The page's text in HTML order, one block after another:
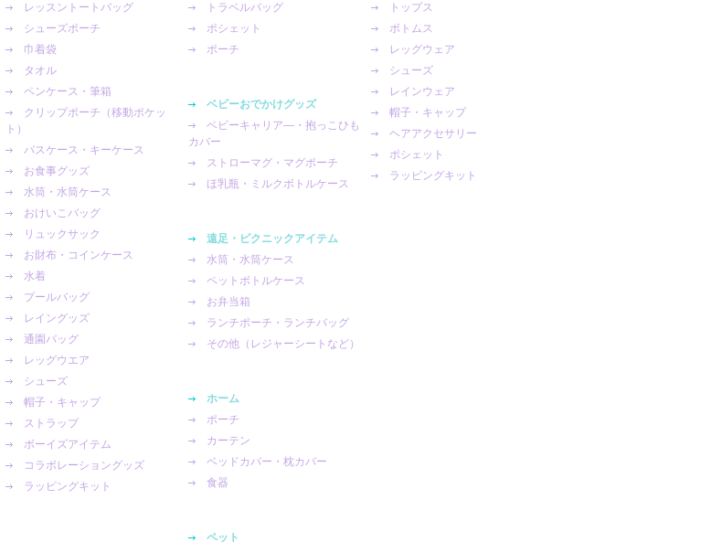
レッスントートバッグ
シューズポーチ
巾着袋
タオル
ペンケース・筆箱
クリップポーチ（移動ポケッ
ト）
パスケース・キーケース
お食事グッズ
水筒・水筒ケース
おけいこバッグ
リュックサック
お財布・コインケース
水着
プールバッグ
レイングッズ
通園バッグ
レッグウエア
シューズ
帽子・キャップ
ストラップ
ボーイズアイテム
コラボレーショングッズ
ラッピングキット
トラベルバッグ
ポシェット
ポーチ
ベビーおでかけグッズ
ベビーキャリア―・抱っこひも
カバー
ストローマグ・マグポーチ
ほ乳瓶・ミルクボトルケース
遠足・ピクニックアイテム
水筒・水筒ケース
ペットボトルケース
お弁当箱
ランチポーチ・ランチバッグ
その他（レジャーシートなど）
ホーム
ポーチ
カーテン
ベッドカバー・枕カバー
食器
ペット
トップス
ボトムス
レッグウェア
シューズ
レインウェア
帽子・キャップ
ヘアアクセサリー
ポシェット
ラッピングキット